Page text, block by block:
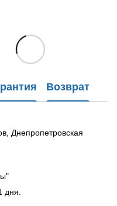
Возврат
Днепропетровская
дня.